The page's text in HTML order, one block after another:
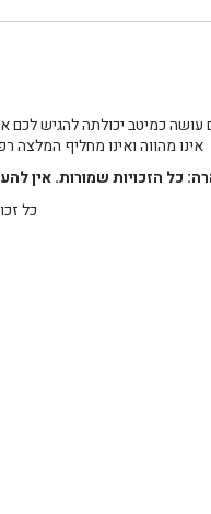
עושה כמיטב יכולתה להגיש לכם
אינו מהווה ואינו מחליף המלצה
כל הזכויות שמורות. אין
כל